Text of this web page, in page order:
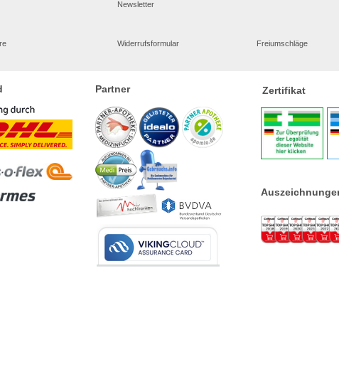
Newsletter
Widerrufsformular Freiumschläge
Partner Zertifikat